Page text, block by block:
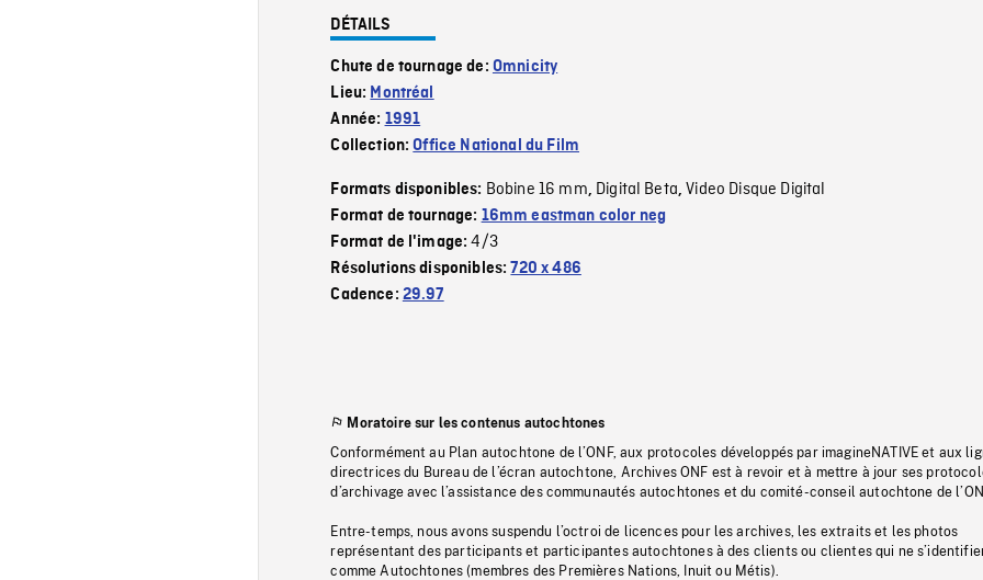
DÉTAILS
Chute de tournage de: Omnicity
Lieu: Montréal
Année: 1991
Collection:Office National du Film
Formats disponibles: Bobine 16 mm, Digital Beta,Video Disque Digital
Format de tournage: 16mm eastman color neg
Format de l'image:4/3
Résolutions disponibles:720 x 486
Cadence: 29.97
Moratoire sur les contenus autochtones
Conformément au Plan autochtone de l’ONF, aux protocoles développés par imagineNATIVE et aux
directrices du Bureau de l’écran autochtone, Archives ONF est à revoir et à mettre à jour ses
d’archivage avec l’assistance des communautés autochtones et du comité-conseil autochtone de
Entre-temps, nous avons suspendu l’octroi de licences pour les archives, les extraits et les photos
représentant des participants et participantes autochtones à des clients ou clientes qui ne
comme Autochtones (membres des Premières Nations, Inuit ou Métis).